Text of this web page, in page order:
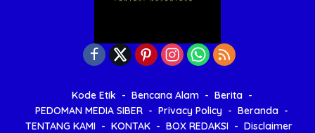
Kode Etik Bencana Alam
Berita
PEDOMAN MEDIA SIBER
Privacy Policy
Beranda
TENTANG KAMI
KONTAK BOX REDAKSI Disclaimer